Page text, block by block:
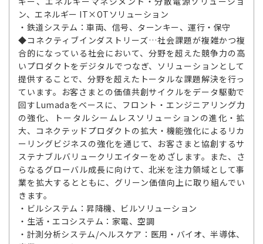
ン、エネルギー IT×OTソリューション
・鉄道システム：車両、信号、ターンキー、運行・保守
◆コネクティブインダストリーズ…社会課題が複雑かつ複
合的になっている社会において、分野を超えた競争力の高
いプロダクトをデジタルでつなぎ、ソリューションとして
提供することで、分野を超えたトータルな課題解決を行っ
ています。お客さまとの価値共創サイクルをデータ駆動で
回すLumadaをベースに、フロント・エンジニアリング力
の強化、トータルシームレスソリューションの進化・拡
大、コネクテッドプロダクトの拡大・機能強化によるリカ
ーリングビジネスの強化を通じて、お客さまと協創するサ
ステナブルバリュークリエイターをめざします。また、さ
らなるグローバル成長に向けて、北米を注力領域として事
業を拡大するとともに、グリーン価値向上に取り組んでい
きます。
・ビルシステム：昇降機、ビルソリューション
・生活・エコシステム：家電、空調
・計測分析システム/ヘルスケア：医用・バイオ、半導体、